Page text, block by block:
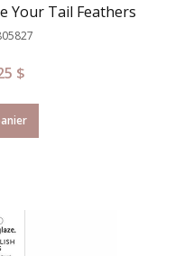
Your Tail Feathers
$